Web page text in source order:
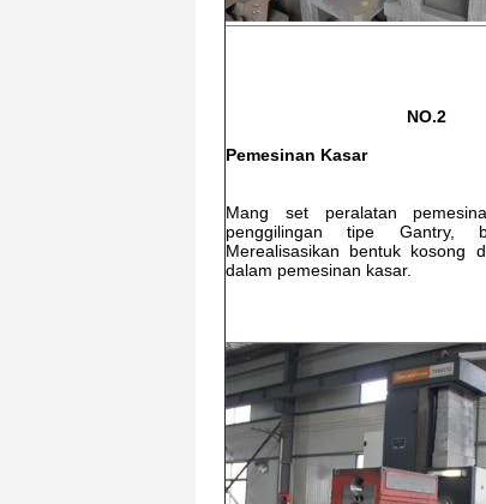
NO.2
Pemesinan Kasar
Mang set peralatan
penggilingan tipe Gantry,
Merealisasikan bentuk kosong
dalam pemesinan kasar.